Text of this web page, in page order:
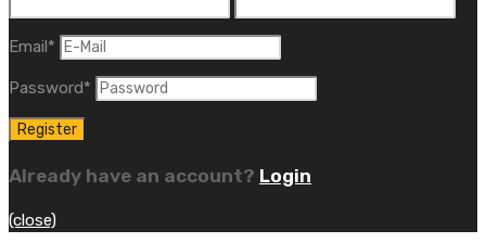
Email*
Password*
Already have an account? Login
(close)